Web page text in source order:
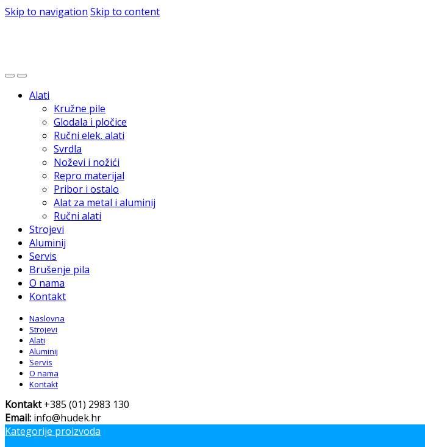
Skip to navigation Skip to content
Alati
Kružne pile
Glodala i pločice
Ručni elek. alati
Svrdla
Noževi i nožići
Repro materijal
Pribor i ostalo
Alat za metal i aluminij
Ručni alati
Strojevi
Aluminij
Servis
Brušenje pila
O nama
Kontakt
Naslovna
Strojevi
Alati
Aluminij
Servis
O nama
Kontakt
Kontakt+385 (01) 2983 130
Email: info@hudek.hr
Kategorije proizvoda